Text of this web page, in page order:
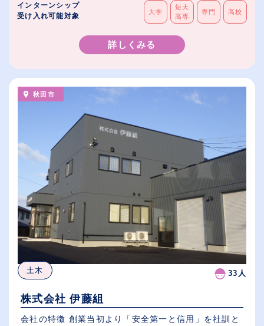
インターンシップ
受け入れ可能対象
大学
短大
高専
専門 高校
詳しくみる
秋田市
土木 33人
株式会社 伊藤組
会社の特徴 創業当初より「安全第一と信用」を社訓と